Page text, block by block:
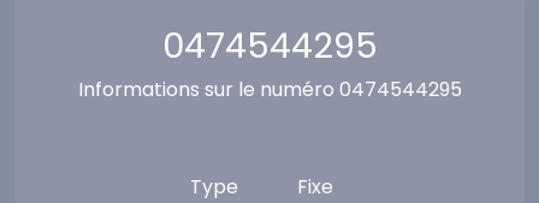
0474544295
Informations sur le numéro 0474544295
Type
Fixe